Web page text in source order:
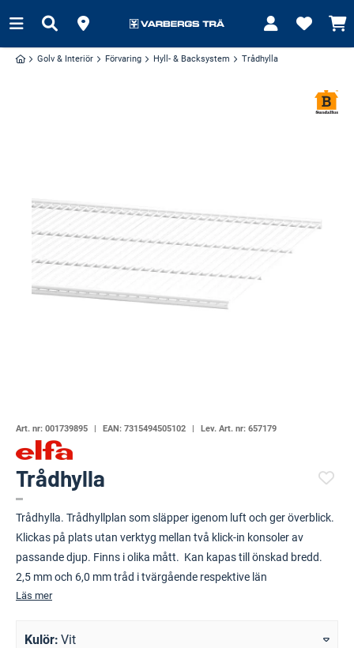
Golv & Interiör Förvaring Hyll- & Backsystem Trådhylla
Art. nr: 001739895 EAN: 7315494505102 Lev. Art. nr: 657179
Trådhylla
Trådhylla. Trådhyllplan som släpper igenom luft och ger överblick.
Klickas på plats utan verktyg mellan två klick-in konsoler av
passande djup. Finns i olika mått. Kan kapas till önskad bredd.
2,5 mm och 6,0 mm tråd i tvärgående respektive län
Läs mer
Kulör Vit